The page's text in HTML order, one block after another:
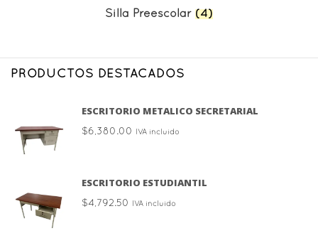
Silla Preescolar (4)
PRODUCTOS DESTACADOS
ESCRITORIO METALICO SECRETARIAL
$6,380.00 IVA incluido
ESCRITORIO ESTUDIANTIL
$4,792.50 IVA incluido